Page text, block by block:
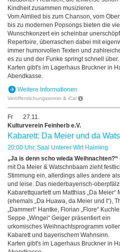
Kindheit zusammen musizieren.
Vom Almlied bis zum Chanson, vom
bis zu modernen Popsongs bieten die
Wunschkonzert ein scheinbar
Repertoire, überraschen dabei mit
immer humorvollen Texten und
es zu und der Funke springt schnell über.
Karten gibt's im Lagerhaus Bruckner in
Abendkasse.
Weitere Informationen
Veröffentlichungstermin & iCal
Fr
27.11.
Kulturverein Feinherb e.V.
Kabarett: Da Meier und da
20:00 Uhr, Saal Unterer Wirt Haiming
„Ja is denn scho wieda Weihnachten?“
mit Da Meier & Watschnbaam zieht
Stimmung ein, allerdings alles andere als
und leise. Das niederbayerisch-
Kabarettquartett um Matthias „Da Meier“
(ehemals „Da Huawa, da Meier und I“),
„Dammerl“ Hantke, Florian „Flore“
Seppe „Wingei“ Geiger präsentiert ein
urkomisches Weihnachtsprogramm
Kabarett und bayerischem Wahnsinn.
Karten gibt's im Lagerhaus Bruckner in